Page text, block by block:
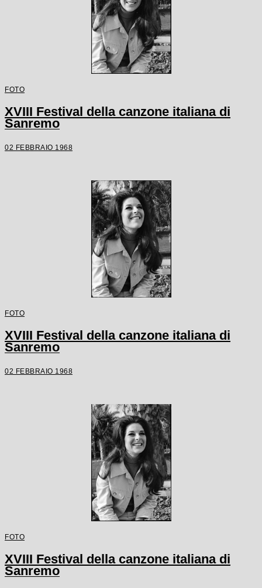
FOTO
XVIII Festival della canzone italiana di
Sanremo
02 FEBBRAIO 1968
FOTO
XVIII Festival della canzone italiana di
Sanremo
02 FEBBRAIO 1968
FOTO
XVIII Festival della canzone italiana di
Sanremo